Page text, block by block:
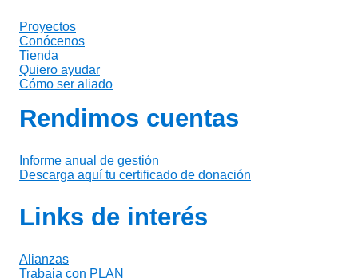
Proyectos
Conócenos
Tienda
Quiero ayudar
Cómo ser aliado
Rendimos cuentas
Informe anual de gestión
Descarga aquí tu certificado de donación
Links de interés
Alianzas
Trabaja con PLAN